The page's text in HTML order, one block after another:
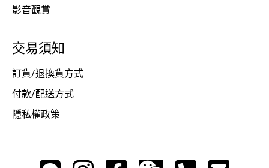
影音觀賞
交易須知
訂貨/退換貨方式
付款/配送方式
隱私權政策